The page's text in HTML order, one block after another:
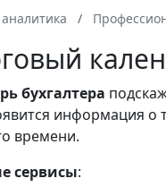
бухгалтера
информация о
времени.
сервисы: